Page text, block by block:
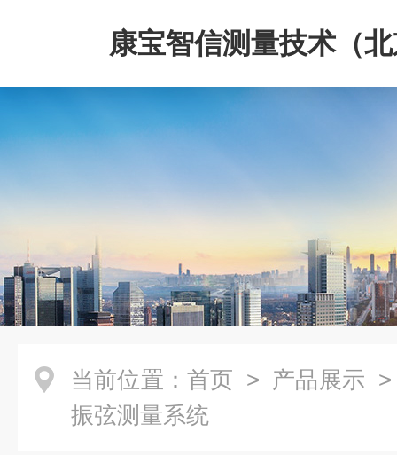
康宝智信测量技术（
限公司
当前位置： 首页 > 产品展示
振弦测量系统